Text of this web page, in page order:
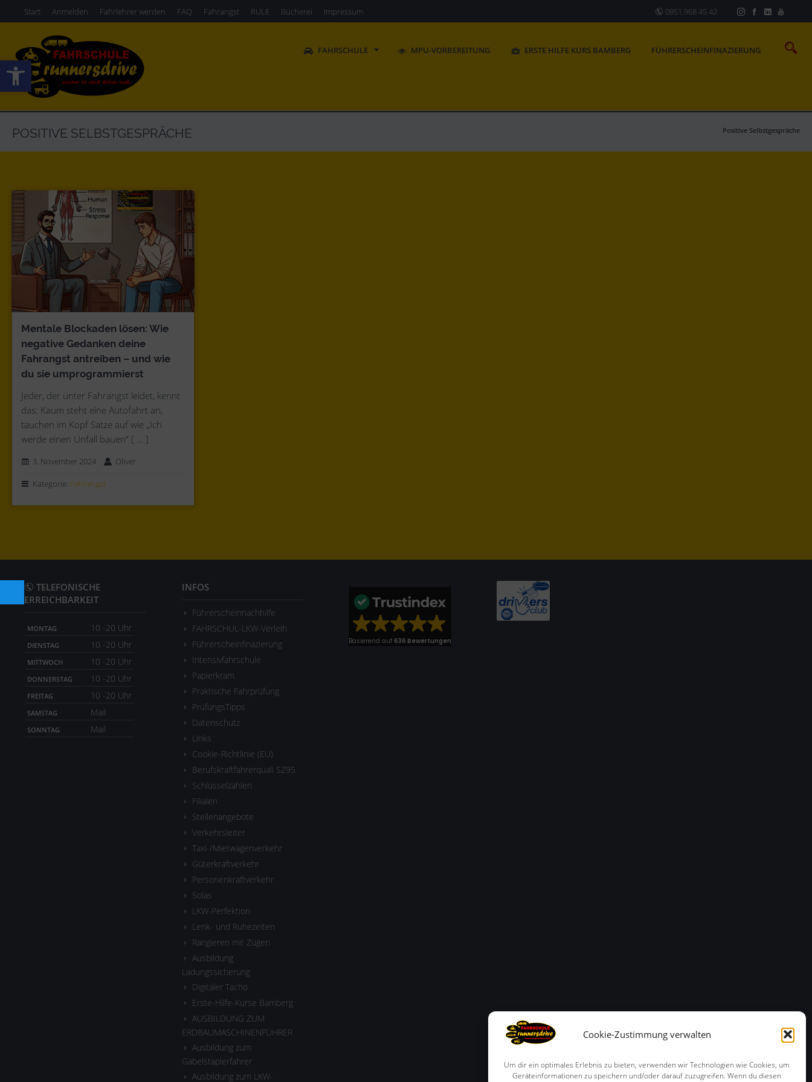
Werkzeugleiste öffnen
Cookie-Zustimmung verwalten
Um dir ein optimales Erlebnis zu bieten, verwenden wir Technologien wie Cookies, um
Geräteinformationen zu speichern und/oder darauf zuzugreifen. Wenn du diesen
Start Anmelden Fahrlehrer werden FAQ Fahrangst RULE Bücherei Impressum 0951.968 45 42
FAHRSCHULE MPU-VORBEREITUNG ERSTE HILFE KURS BAMBERG FÜHRERSCHEINFINAZIERUNG
POSITIVE SELBSTGESPRÄCHE Positive Selbstgespräche
Mentale Blockaden lösen: Wie
negative Gedanken deine
Fahrangst antreiben – und wie
du sie umprogrammierst
Jeder, der unter Fahrangst leidet, kennt
das: Kaum steht eine Autofahrt an,
tauchen im Kopf Sätze auf wie „Ich
werde einen Unfall bauen“ [ … ]
3. November 2024 Oliver
Kategorie: Fahrangst
TELEFONISCHE
ERREICHBARKEIT
MONTAG 10 -20 Uhr
DIENSTAG 10 -20 Uhr
MITTWOCH 10 -20 Uhr
DONNERSTAG 10 -20 Uhr
FREITAG 10 -20 Uhr
SAMSTAG Mail
SONNTAG Mail
INFOS
Führerscheinnachhilfe
FAHRSCHUL-LKW-Verleih
Führerscheinfinazierung
Intensivfahrschule
Papierkram
Praktische Fahrprüfung
PrüfungsTipps
Datenschutz
Links
Cookie-Richtlinie (EU)
Berufskraftfahrerquali SZ95
Schlüsselzahlen
Filialen
Stellenangebote
Verkehrsleiter
Taxi-/Mietwagenverkehr
Güterkraftverkehr
Personenkraftverkehr
Solas
LKW-Perfektion
Lenk- und Ruhezeiten
Rangieren mit Zügen
Ausbildung
Ladungssicherung
Digitaler Tacho
Erste-Hilfe-Kurse Bamberg
AUSBILDUNG ZUM
ERDBAUMASCHINENFÜHRER
Ausbildung zum
Gabelstaplerfahrer
Ausbildung zum LKW-
Basierend auf 636 Bewertungen